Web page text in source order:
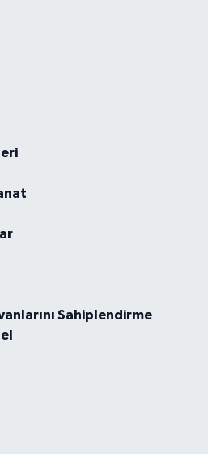
Sahiplendirme